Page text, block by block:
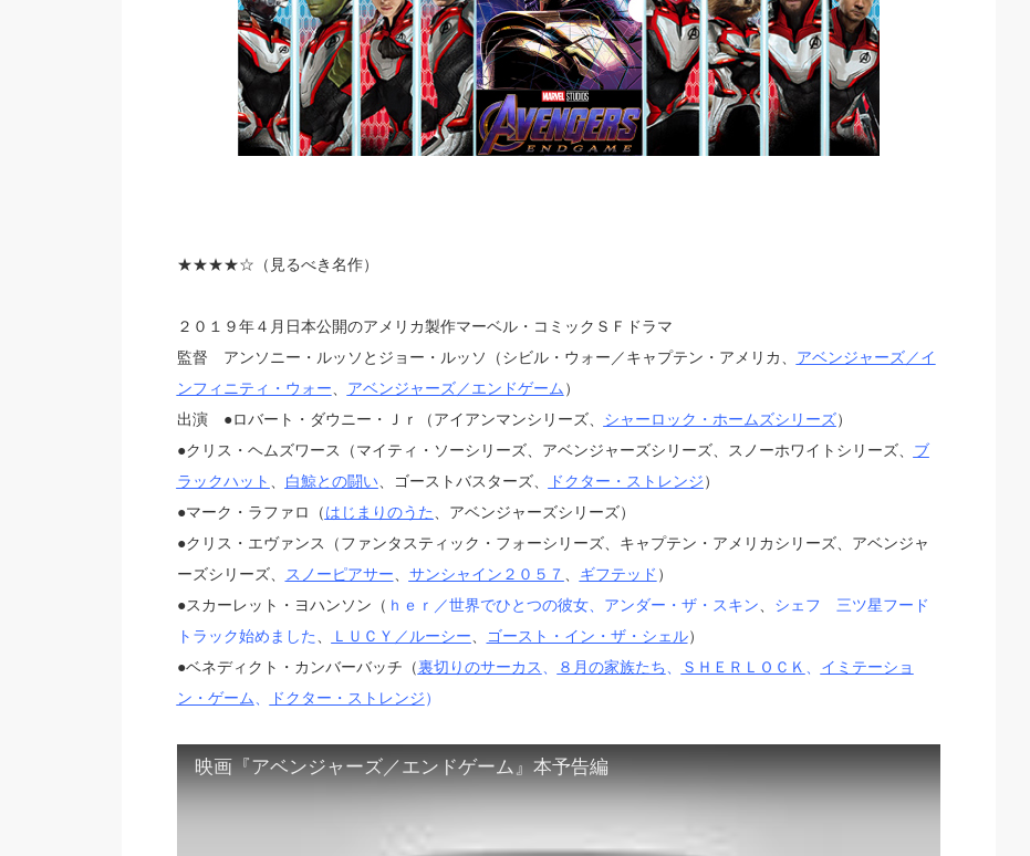
★★★★☆（見るべき名作）
２０１９年４月日本公開のアメリカ製作マーベル・コミックＳＦドラマ
監督 アンソニー・ルッソとジョー・ルッソ（シビル・ウォー／キャプテン・アメリカ、 アベンジャーズ／イ
ンフィニティ・ウォー
アベンジャーズ／エンドゲーム ）
出演 ●ロバート・ダウニー・Ｊｒ（アイアンマンシリーズ、 シャーロック・ホームズシリーズ）
●クリス・ヘムズワース（マイティ・ソーシリーズ、アベンジャーズシリーズ、スノーホワイトシリーズ、 ブ
ラックハット
白鯨との闘い、ゴーストバスターズ、 ドクター・ストレンジ）
●マーク・ラファロ（はじまりのうた 、アベンジャーズシリーズ）
●クリス・エヴァンス（ファンタスティック・フォーシリーズ、キャプテン・アメリカシリーズ、アベンジャ
ーズシリーズ、
スノーピアサー サンシャイン２０５７ ギフテッド ）
●スカーレット・ヨハンソン（ ｈｅｒ／世界でひとつの彼女、 アンダー・ザ・スキン
シェフ 三ツ星フード
トラック始めました
ＬＵＣＹ／ルーシー ゴースト・イン・ザ・シェル）
●ベネディクト・カンバーバッチ（裏切りのサーカス ８月の家族たち ＳＨＥＲＬＯＣＫ
イミテーショ
ン・ゲーム
ドクター・ストレンジ）
映画『アベンジャーズ／エンドゲーム』本予告編